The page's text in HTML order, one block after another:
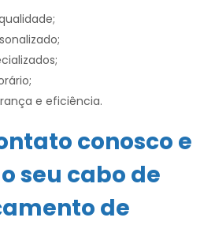
e eficiência.
conosco e
seu cabo de
de